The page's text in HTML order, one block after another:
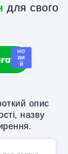
для свого
НО
ВИ
Й
опис
назву